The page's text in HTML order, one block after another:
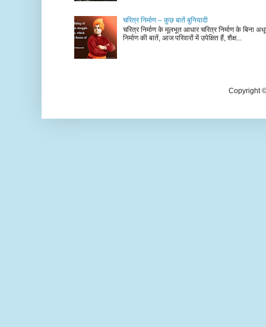
चरित्र निर्माण – कुछ बातें बुनियादी
चरित्र निर्माण के मूलभूत आधार चरित्र निर्माण के बिना
निर्माण की बातें, आज परिवारों में उपेक्षित हैं, शैक्ष...
Copyright